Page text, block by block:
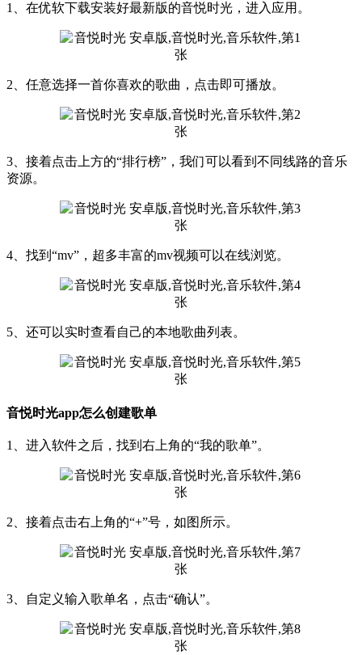
1、在优软下载安装好最新版的音悦时光，进入应用。
2、任意选择一首你喜欢的歌曲，点击即可播放。
3、接着点击上方的“排行榜”，我们可以看到不同线路的音乐
资源。
4、找到“mv”，超多丰富的mv视频可以在线浏览。
5、还可以实时查看自己的本地歌曲列表。
音悦时光app怎么创建歌单
1、进入软件之后，找到右上角的“我的歌单”。
2、接着点击右上角的“+”号，如图所示。
3、自定义输入歌单名，点击“确认”。